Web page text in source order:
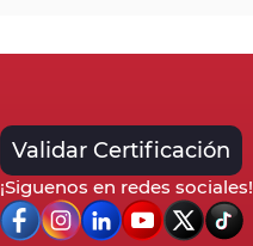
Validar Certificación
¡Siguenos en redes sociales!